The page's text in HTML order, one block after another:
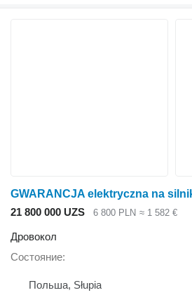
GWARANCJA elektryczna na
21 800 000 UZS
6 800 PLN ≈ 1 582 €
Дровокол
Состояние
Польша, Słupia